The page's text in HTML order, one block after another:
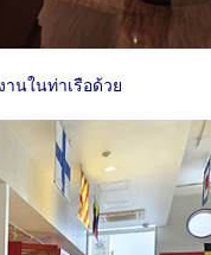
านในท่าเรือด้วย